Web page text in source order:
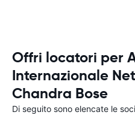
Offri locatori per
Internazionale
Chandra Bose
Di seguito sono elencate le